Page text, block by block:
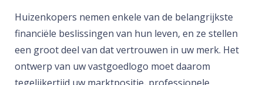
Huizenkopers nemen enkele van de belangrijkste
financiële beslissingen van hun leven, en ze stellen
een groot deel van dat vertrouwen in uw merk. Het
ontwerp van uw vastgoedlogo moet daarom